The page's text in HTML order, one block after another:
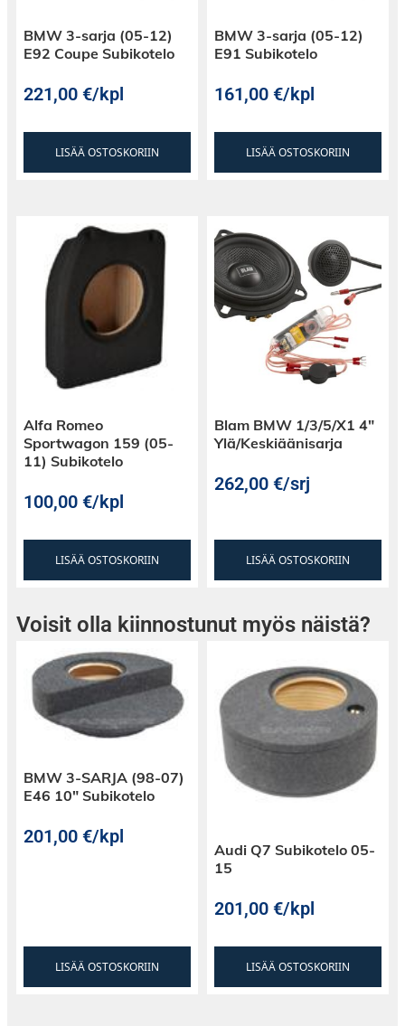
BMW 3-sarja (05-12)
E92 Coupe Subikotelo
221,00€/kpl
LISÄÄ OSTOSKORIIN
BMW 3-sarja (05-12)
E91 Subikotelo
161,00€/kpl
LISÄÄ OSTOSKORIIN
Alfa Romeo
Sportwagon 159 (05-
11) Subikotelo
100,00€/kpl
LISÄÄ OSTOSKORIIN
Blam BMW 1/3/5/X1 4″
Ylä/Keskiäänisarja
262,00€/srj
LISÄÄ OSTOSKORIIN
Voisit olla kiinnostunut myös näistä?
BMW 3-SARJA (98-07)
E46 10″ Subikotelo
201,00€/kpl
LISÄÄ OSTOSKORIIN
Audi Q7 Subikotelo 05-
15
201,00€/kpl
LISÄÄ OSTOSKORIIN